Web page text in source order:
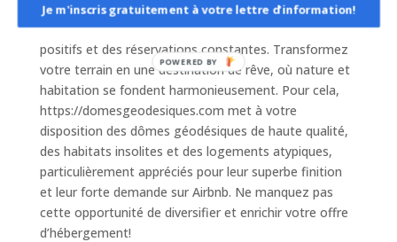
dans un dôme géodésique pour votre Airbnb, vous
offrez une expérience mémorable, assurant des avis
positifs et des réservations constantes. Transformez
votre terrain en une destination de rêve, où nature et
habitation se fondent harmonieusement. Pour cela,
https://domesgeodesiques.com met à votre
disposition des dômes géodésiques de haute qualité,
des habitats insolites et des logements atypiques,
particulièrement appréciés pour leur superbe finition
et leur forte demande sur Airbnb. Ne manquez pas
cette opportunité de diversifier et enrichir votre offre
d’hébergement!
Je m'inscris gratuitement à votre lettre d'information!
POWERED BY